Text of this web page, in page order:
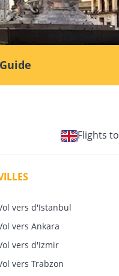
Flights
vers d'Istanbul
vers Ankara
vers d'Izmir
vers Trabzon